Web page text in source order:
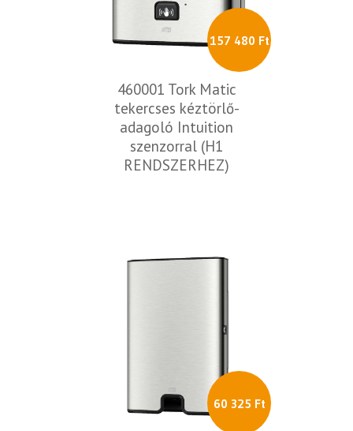
157 480 Ft
460001 Tork Matic
tekercses kéztörlő-
adagoló Intuition
szenzorral (H1
RENDSZERHEZ)
60 325 Ft